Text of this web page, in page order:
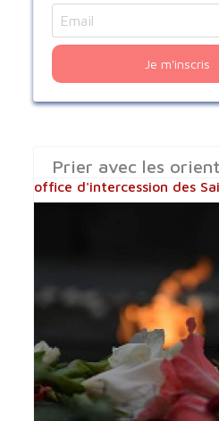
Je m'inscris
Prier avec les
office d'intercession des